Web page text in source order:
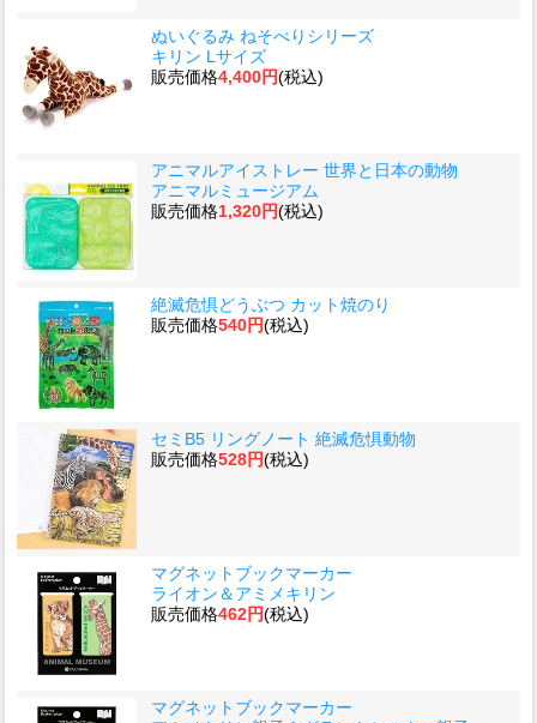
ぬいぐるみ ねそべりシリーズ
キリン Lサイズ
販売価格4,400円(税込)
アニマルアイストレー 世界と日本の動物
アニマルミュージアム
販売価格1,320円(税込)
絶滅危惧どうぶつ カット焼のり
販売価格540円(税込)
セミB5 リングノート 絶滅危惧動物
販売価格528円(税込)
マグネットブックマーカー
ライオン＆アミメキリン
販売価格462円(税込)
マグネットブックマーカー